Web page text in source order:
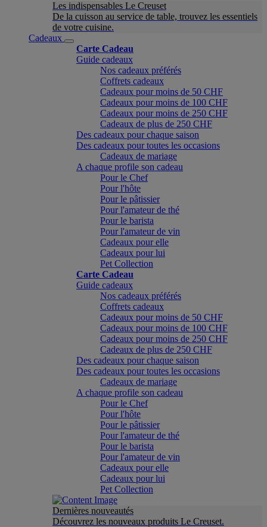
Les indispensables Le Creuset
De la cuisson au service de table, trouvez les essentiels
de votre cuisine.
Cadeaux
Carte Cadeau
Guide cadeaux
Nos cadeaux préférés
Coffrets cadeaux
Cadeaux pour moins de 50 CHF
Cadeaux pour moins de 100 CHF
Cadeaux pour moins de 250 CHF
Cadeaux de plus de 250 CHF
Des cadeaux pour chaque saison
Des cadeaux pour toutes les occasions
Cadeaux de mariage
A chaque profile son cadeau
Pour le Chef
Pour l'hôte
Pour le pâtissier
Pour l'amateur de thé
Pour le barista
Pour l'amateur de vin
Cadeaux pour elle
Cadeaux pour lui
Pet Collection
Carte Cadeau
Guide cadeaux
Nos cadeaux préférés
Coffrets cadeaux
Cadeaux pour moins de 50 CHF
Cadeaux pour moins de 100 CHF
Cadeaux pour moins de 250 CHF
Cadeaux de plus de 250 CHF
Des cadeaux pour chaque saison
Des cadeaux pour toutes les occasions
Cadeaux de mariage
A chaque profile son cadeau
Pour le Chef
Pour l'hôte
Pour le pâtissier
Pour l'amateur de thé
Pour le barista
Pour l'amateur de vin
Cadeaux pour elle
Cadeaux pour lui
Pet Collection
Dernières nouveautés
Découvrez les nouveaux produits Le Creuset.